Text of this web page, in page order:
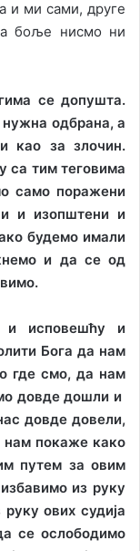
и ми сами, друге
боље нисмо ни
се допушта.
одбрана, а
као за злочин.
са тим теговима
само поражени
и изопштени и
будемо имали
и да се од
и исповешћу и
Бога да нам
где смо, да нам
довде дошли и
довде довели,
покаже како
путем за овим
из руку
ових судија
се ослободимо